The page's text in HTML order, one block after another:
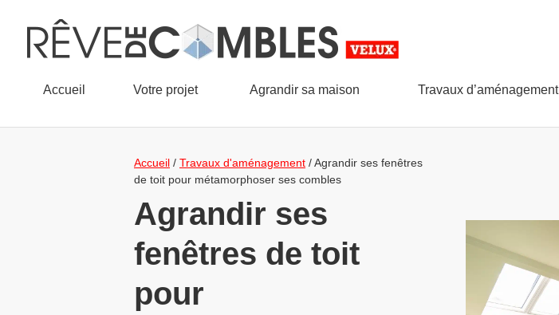
Accueil Votre projet Agrandir sa maison Travaux d’aménagement
Accueil / Travaux d'aménagement /Agrandir ses fenêtres
de toit pour métamorphoser ses combles
Agrandir ses
fenêtres de toit
pour